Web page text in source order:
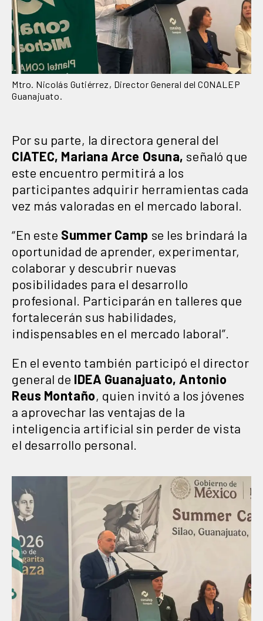
Mtro. Nicolás Gutiérrez, Director General del CONALEP
Guanajuato.
Por su parte, la directora general del
CIATEC, Mariana Arce Osuna, señaló que
este encuentro permitirá a los
participantes adquirir herramientas cada
vez más valoradas en el mercado laboral.
“En este Summer Camp se les brindará la
oportunidad de aprender, experimentar,
colaborar y descubrir nuevas
posibilidades para el desarrollo
profesional. Participarán en talleres que
fortalecerán sus habilidades,
indispensables en el mercado laboral”.
En el evento también participó el director
general de IDEA Guanajuato, Antonio
Reus Montaño, quien invitó a los jóvenes
a aprovechar las ventajas de la
inteligencia artificial sin perder de vista
el desarrollo personal.